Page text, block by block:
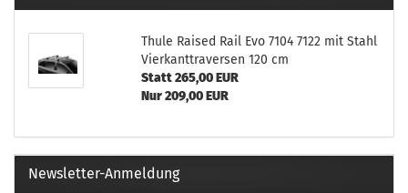
Thule Raised Rail Evo 7104 7122 mit Stahl
Vierkanttraversen 120 cm
Statt 265,00 EUR
Nur 209,00 EUR
Newsletter-Anmeldung